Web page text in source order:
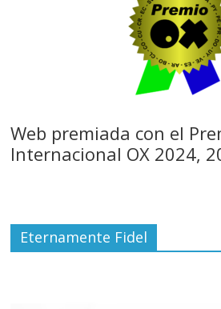
Web premiada con el
Internacional OX 2024,
Eternamente Fidel